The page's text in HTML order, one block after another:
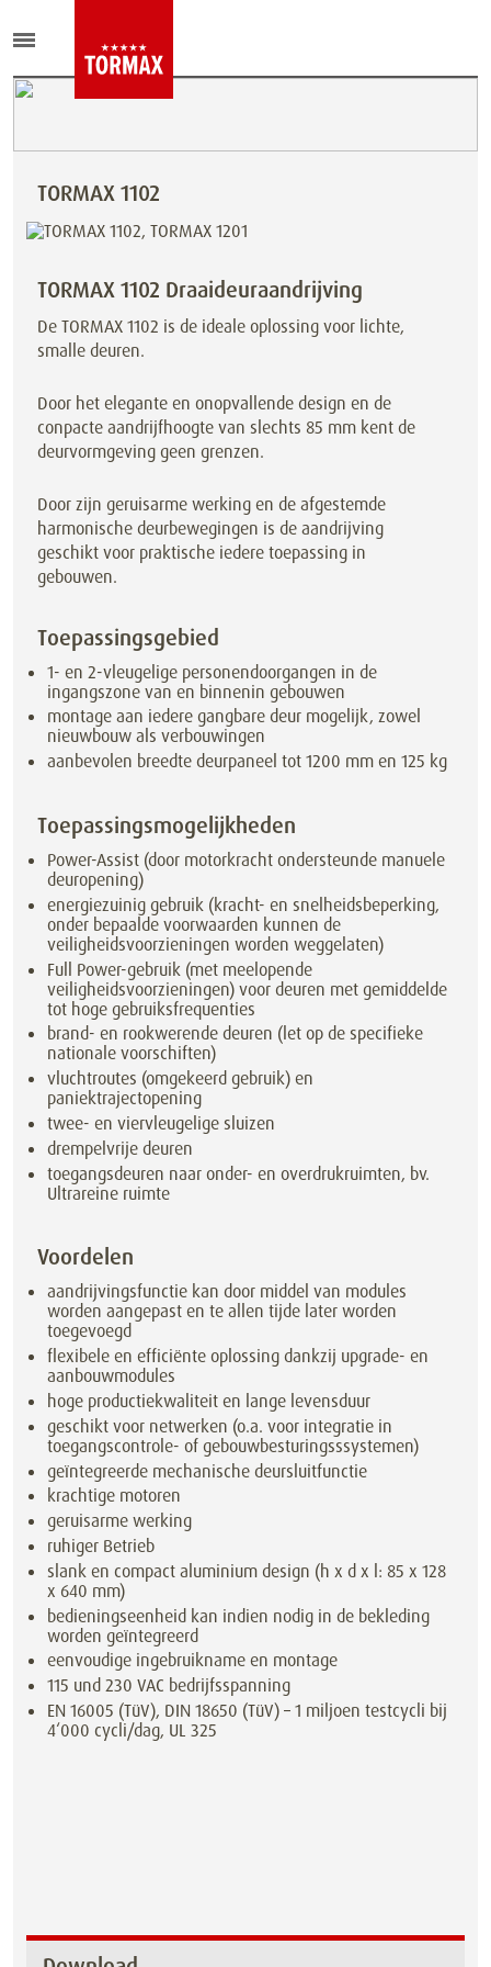
TORMAX 1102
TORMAX 1102 Draaideuraandrijving
De TORMAX 1102 is de ideale oplossing voor lichte,
smalle deuren.
Door het elegante en onopvallende design en de
conpacte aandrijfhoogte van slechts 85 mm kent de
deurvormgeving geen grenzen.
Door zijn geruisarme werking en de afgestemde
harmonische deurbewegingen is de aandrijving
geschikt voor praktische iedere toepassing in
gebouwen.
Toepassingsgebied
1- en 2-vleugelige personendoorgangen in de
ingangszone van en binnenin gebouwen
montage aan iedere gangbare deur mogelijk, zowel
nieuwbouw als verbouwingen
aanbevolen breedte deurpaneel tot 1200 mm en 125 kg
Toepassingsmogelijkheden
Power-Assist (door motorkracht ondersteunde manuele
deuropening)
energiezuinig gebruik (kracht- en snelheidsbeperking,
onder bepaalde voorwaarden kunnen de
veiligheidsvoorzieningen worden weggelaten)
Full Power-gebruik (met meelopende
veiligheidsvoorzieningen) voor deuren met gemiddelde
tot hoge gebruiksfrequenties
brand- en rookwerende deuren (let op de specifieke
nationale voorschiften)
vluchtroutes (omgekeerd gebruik) en
paniektrajectopening
twee- en viervleugelige sluizen
drempelvrije deuren
toegangsdeuren naar onder- en overdrukruimten, bv.
Ultrareine ruimte
Voordelen
aandrijvingsfunctie kan door middel van modules
worden aangepast en te allen tijde later worden
toegevoegd
flexibele en efficiënte oplossing dankzij upgrade- en
aanbouwmodules
hoge productiekwaliteit en lange levensduur
geschikt voor netwerken (o.a. voor integratie in
toegangscontrole- of gebouwbesturingsssystemen)
geïntegreerde mechanische deursluitfunctie
krachtige motoren
geruisarme werking
ruhiger Betrieb
slank en compact aluminium design (h x d x l: 85 x 128
x 640 mm)
bedieningseenheid kan indien nodig in de bekleding
worden geïntegreerd
eenvoudige ingebruikname en montage
115 und 230 VAC bedrijfsspanning
EN 16005 (TüV), DIN 18650 (TüV) – 1 miljoen testcycli bij
4‘000 cycli/dag, UL 325